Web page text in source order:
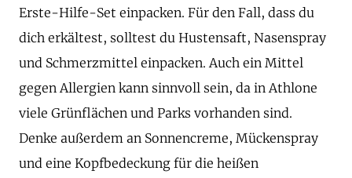
Erste-Hilfe-Set einpacken. Für den Fall, dass du
dich erkältest, solltest du Hustensaft, Nasenspray
und Schmerzmittel einpacken. Auch ein Mittel
gegen Allergien kann sinnvoll sein, da in Athlone
viele Grünflächen und Parks vorhanden sind.
Denke außerdem an Sonnencreme, Mückenspray
und eine Kopfbedeckung für die heißen